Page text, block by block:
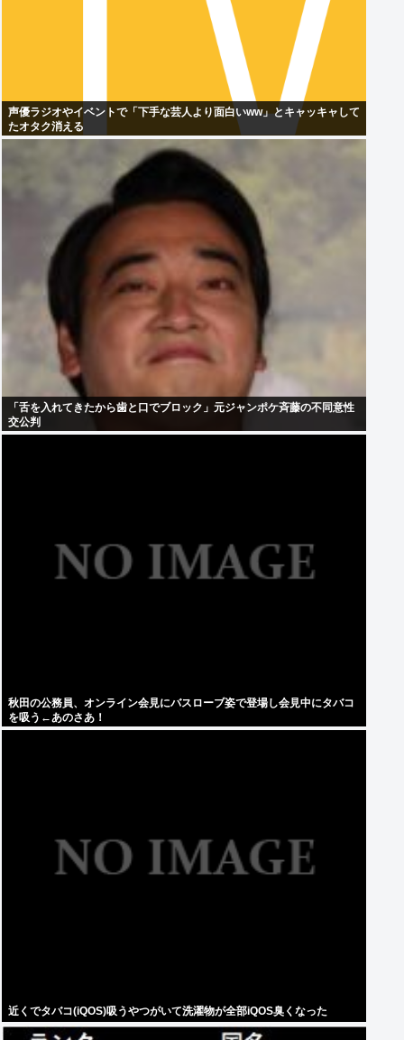
声優ラジオやイベントで「下手な芸人より面白いww」とキャッキャして
たオタク消える
「舌を入れてきたから歯と口でブロック」元ジャンポケ斉藤の不同意性
交公判
秋田の公務員、オンライン会見にバスローブ姿で登場し会見中にタバコ
を吸う←あのさあ！
近くでタバコ(iQOS)吸うやつがいて洗濯物が全部iQOS臭くなった